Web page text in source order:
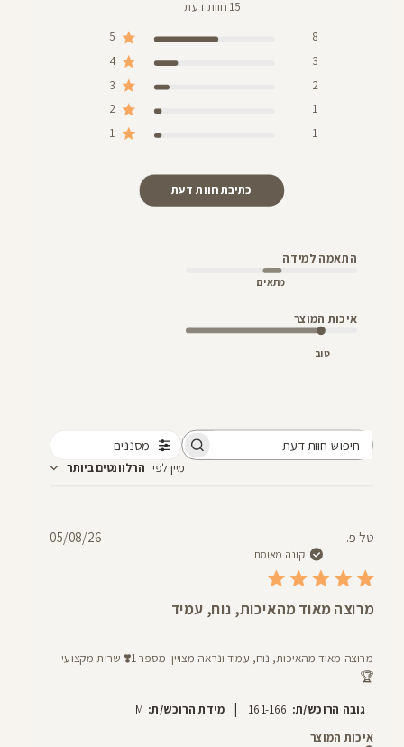
15 חוות דעת
5
8
4
3
3
2
2 1
1 1
כתיבת חוות דעת
התאמה למידה
מתאים
איכות המוצר
טוב
מסננים
מיין לפי: הרלוונטים ביותר
טל פ.
קונה מאומת
מרוצה מאוד מהאיכות, נוח, עמיד
מרוצה מאוד מהאיכות, נוח, עמיד ונראה מצויין. מספר 1❣️ שרות מקצועי
🏆
גובה הרוכש/ת: 161-166 מידת הרוכש/ת: M
איכות המוצר
תאריך05/08/26